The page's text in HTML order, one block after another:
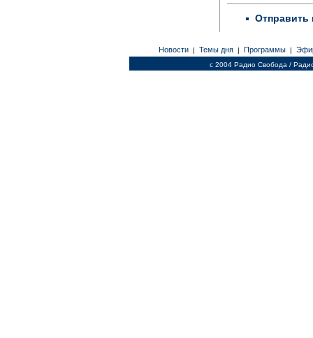
Отправить
Новости | Темы дня | Программы |
c 2004 Радио Свобода /